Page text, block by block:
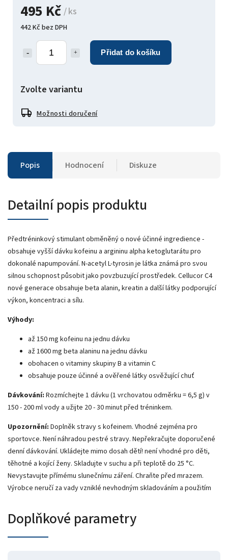
495 Kč / ks
442 Kč bez DPH
Přidat do košíku
Zvolte variantu
Možnosti doručení
Popis Hodnocení Diskuze
Detailní popis produktu
Předtréninkový stimulant obměněný o nové účinné ingredience -
obsahuje vyšší dávku kofeinu a argininu alpha ketoglutarátu pro
dokonalé napumpování. N-acetyl L-tyrosin je látka známá pro svou
silnou schopnost působit jako povzbuzující prostředek. Cellucor C4
nové generace obsahuje beta alanin, kreatin a další látky podporující
výkon, koncentraci a sílu.
Výhody:
až 150 mg kofeinu na jednu dávku
až 1600 mg beta alaninu na jednu dávku
obohacen o vitaminy skupiny B a vitamin C
obsahuje pouze účinné a ověřené látky osvěžující chuť
Dávkování: Rozmíchejte 1 dávku (1 vrchovatou odměrku = 6,5 g) v
150 - 200 ml vody a užijte 20 - 30 minut před tréninkem.
Upozornění: Doplněk stravy s kofeinem. Vhodné zejména pro
sportovce. Není náhradou pestré stravy. Nepřekračujte doporučené
denní dávkování. Ukládejte mimo dosah dětí! není vhodné pro děti,
těhotné a kojící ženy. Skladujte v suchu a při teplotě do 25 °C.
Nevystavujte přímému slunečnímu záření. Chraňte před mrazem.
Výrobce neručí za vady vzniklé nevhodným skladováním a použitím
Doplňkové parametry